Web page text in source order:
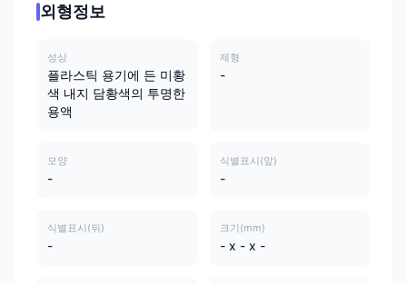
외형정보
성상
플라스틱 용기에 든 미황
색 내지 담황색의 투명한
용액
제형
-
모양
-
식별표시(앞)
-
식별표시(뒤)
-
크기(mm)
- x - x -